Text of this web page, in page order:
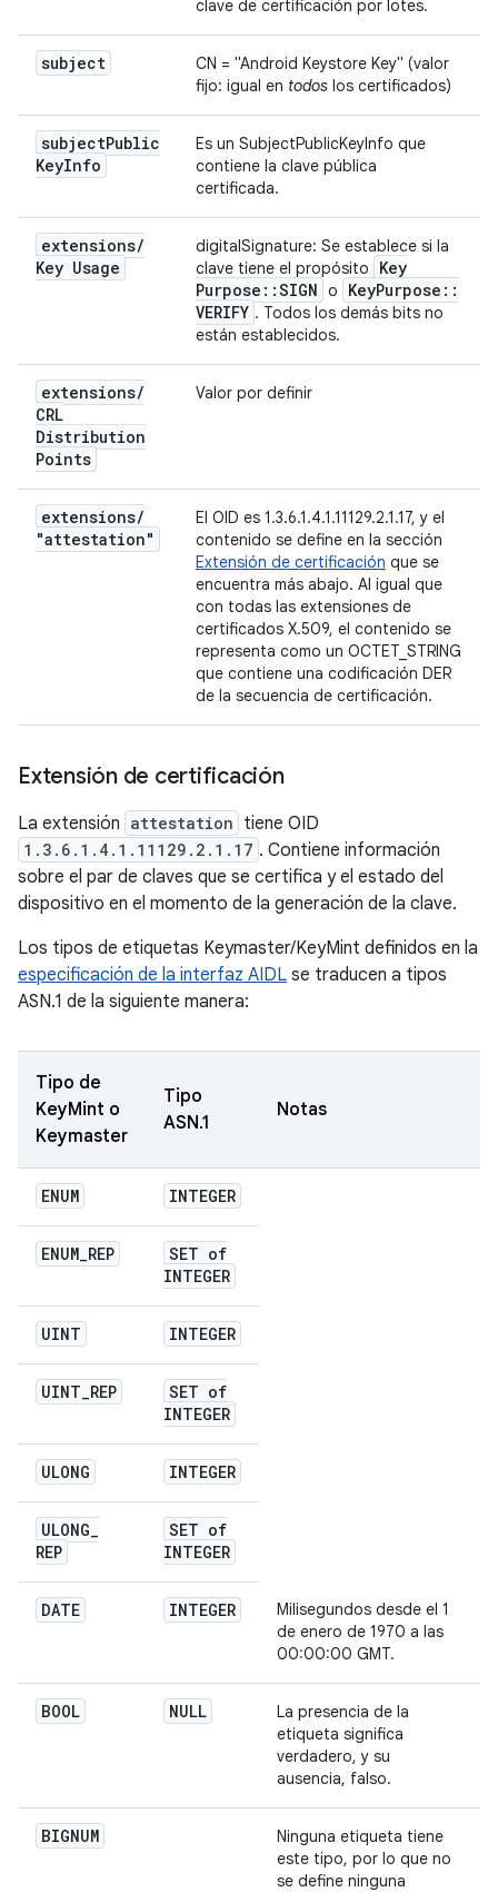
clave de certificación por lotes.
subject
CN = "Android Keystore Key" (valor
fijo: igual en todos los certificados)
subjectPublic
KeyInfo
Es un SubjectPublicKeyInfo que
contiene la clave pública
certificada.
extensions/
Key Usage
digitalSignature: Se establece si la
clave tiene el propósito
Key
Purpose ::SIGN o KeyPurpose ::
VERIFY . Todos los demás bits no
están establecidos.
extensions/
CRL
Distribution
Points
Valor por definir
extensions/
"attestation"
El OID es 1.3.6.1.4.1.11129.2.1.17, y el
contenido se define en la sección
Extensión de certificación que se
encuentra más abajo. Al igual que
con todas las extensiones de
certificados X.509, el contenido se
representa como un OCTET_STRING
que contiene una codificación DER
de la secuencia de certificación.
Extensión de certificación
La extensión attestation tiene OID
1.3.6.1.4.1.11129.2.1.17 . Contiene información
sobre el par de claves que se certifica y el estado del
dispositivo en el momento de la generación de la clave.
Los tipos de etiquetas Keymaster/KeyMint definidos en la
especificación de la interfaz AIDL se traducen a tipos
ASN.1 de la siguiente manera:
Tipo de
KeyMint o
Keymaster
Tipo
ASN.1
Notas
ENUM INTEGER
ENUM_REP
SET of
INTEGER
UINT INTEGER
UINT_REP
SET of
INTEGER
ULONG INTEGER
ULONG_
REP
SET of
INTEGER
DATE INTEGER
Milisegundos desde el 1
de enero de 1970 a las
00:00:00 GMT.
BOOL NULL
La presencia de la
etiqueta significa
verdadero, y su
ausencia, falso.
BIGNUM
Ninguna etiqueta tiene
este tipo, por lo que no
se define ninguna